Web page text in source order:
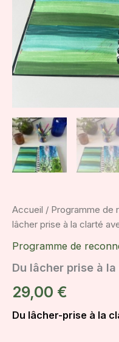
Accueil / Programme de
lâcher prise à la clarté
Programme de
Du lâcher prise à
29,00 €
Du lâcher-prise à la